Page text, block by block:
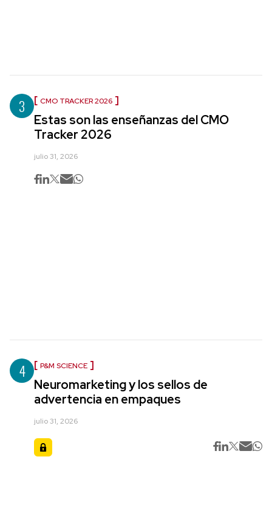
3 CMO TRACKER 2026
Estas son las enseñanzas del CMO
Tracker 2026
julio 31, 2026
4 P&M SCIENCE
Neuromarketing y los sellos de
advertencia en empaques
julio 31, 2026